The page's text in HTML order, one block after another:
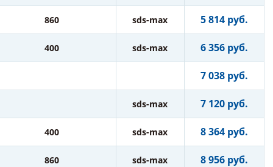
860 sds-max 5 814 руб.
400 sds-max 6 356 руб.
7 038 руб.
sds-max 7 120 руб.
400 sds-max 8 364 руб.
860 sds-max 8 956 руб.